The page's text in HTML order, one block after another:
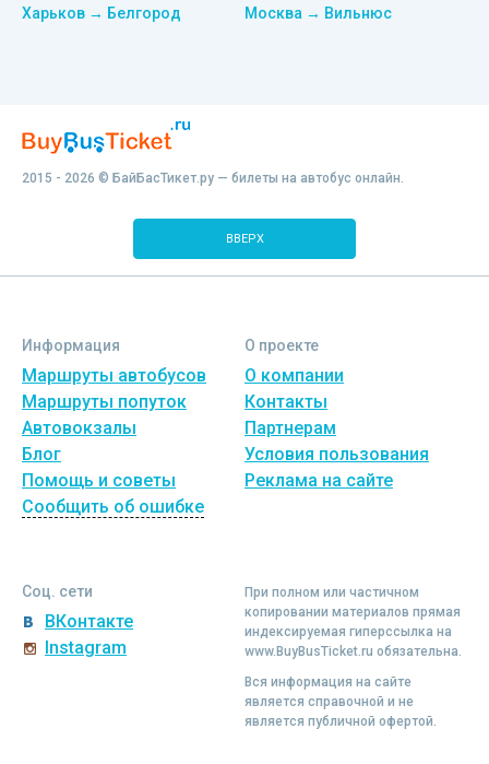
Харьков → Белгород
Москва → Вильнюс
2015 - 2026 © БайБасТикет.ру — билеты на автобус онлайн.
ВВЕРХ
Информация
Маршруты автобусов
Маршруты попуток
Автовокзалы
Блог
Помощь и советы
Сообщить об ошибке
О проекте
О компании
Контакты
Партнерам
Условия пользования
Реклама на сайте
Соц. сети
ВКонтакте
Instagram
При полном или частичном
копировании материалов прямая
индексируемая гиперссылка на
www.BuyBusTicket.ru обязательна.
Вся информация на сайте
является справочной и не
является публичной офертой.